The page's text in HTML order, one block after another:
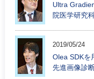
Ultra
院医学研究
2019/05/24
Olea SDK
先進画像診